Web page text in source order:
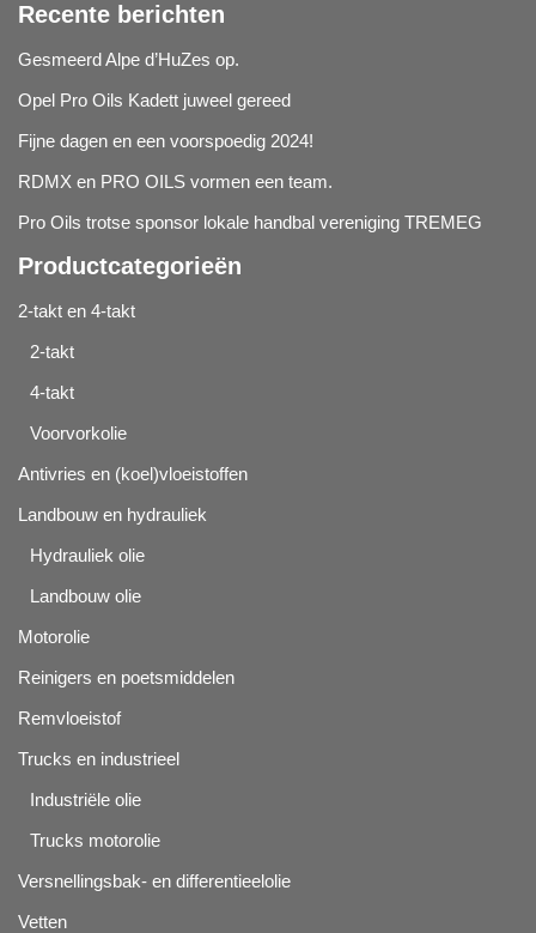
Recente berichten
Gesmeerd Alpe d’HuZes op.
Opel Pro Oils Kadett juweel gereed
Fijne dagen en een voorspoedig 2024!
RDMX en PRO OILS vormen een team.
Pro Oils trotse sponsor lokale handbal vereniging TREMEG
Productcategorieën
2-takt en 4-takt
2-takt
4-takt
Voorvorkolie
Antivries en (koel)vloeistoffen
Landbouw en hydrauliek
Hydrauliek olie
Landbouw olie
Motorolie
Reinigers en poetsmiddelen
Remvloeistof
Trucks en industrieel
Industriële olie
Trucks motorolie
Versnellingsbak- en differentieelolie
Vetten